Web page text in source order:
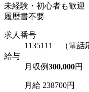
未経験・初心者も歓迎
履歴書不要
求人番号
1135111 （電話
給与
月収例300,000円
月給 238700円